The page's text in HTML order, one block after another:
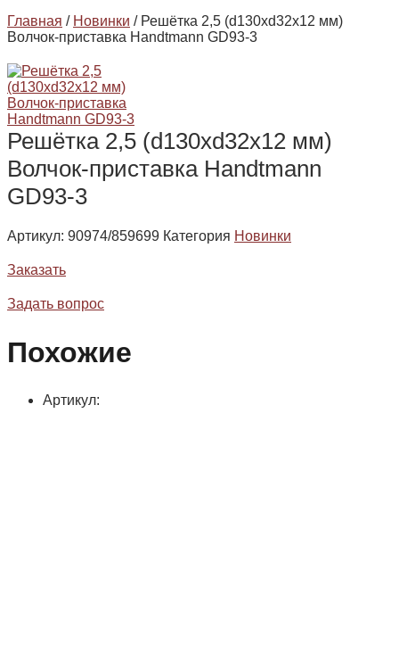
Главная / Новинки / Решётка 2,5 (d130хd32х12 мм)
Волчок-приставка Handtmann GD93-3
Решётка 2,5 (d130хd32х12 мм)
Волчок-приставка Handtmann
GD93-3
Артикул: 90974/859699 Категория Новинки
Заказать
Задать вопрос
Похожие
Артикул: